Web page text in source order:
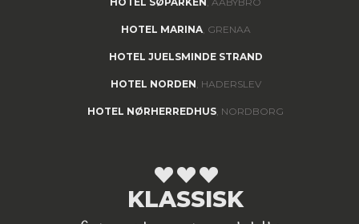
HOTEL MARINA, GRENAA
HOTEL JUELSMINDE STRAND
HOTEL NORDEN, HADERSLEV
HOTEL NØRHERREDHUS, NORDBORG
KLASSISK